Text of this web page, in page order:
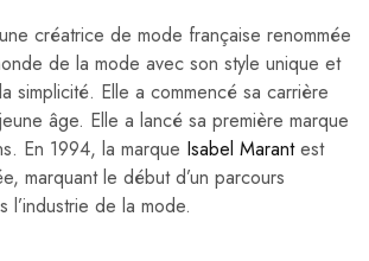
créatrice de mode française renommée
de la mode avec son style unique et
simplicité. Elle a commencé sa carrière
âge. Elle a lancé sa première marque
En 1994, la marque Isabel Marantest
marquant le début d’un parcours
l’industrie de la mode.